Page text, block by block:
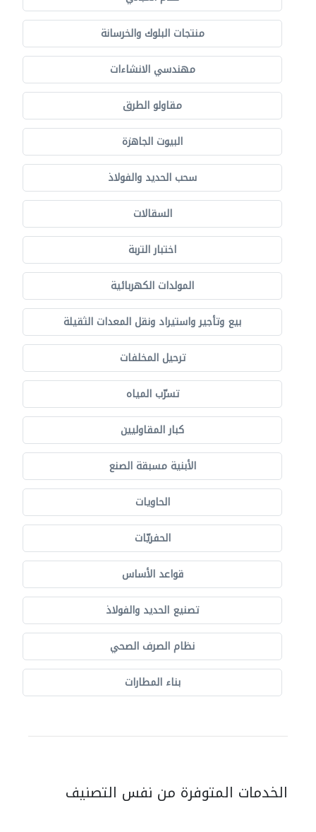
منتجات البلوك والخرسانة
مهندسي الانشاءات
مقاولو الطرق
البيوت الجاهزة
سحب الحديد والفولاذ
السقالات
اختبار التربة
المولدات الكهربائية
بيع وتأجير واستيراد ونقل المعدات الثقيلة
ترحيل المخلفات
تسرّب المياه
كبار المقاوليين
الأبنية مسبقة الصنع
الحاويات
الحفريّات
قواعد الأساس
تصنيع الحديد والفولاذ
نظام الصرف الصحي
بناء المطارات
الخدمات المتوفرة من نفس التصنيف